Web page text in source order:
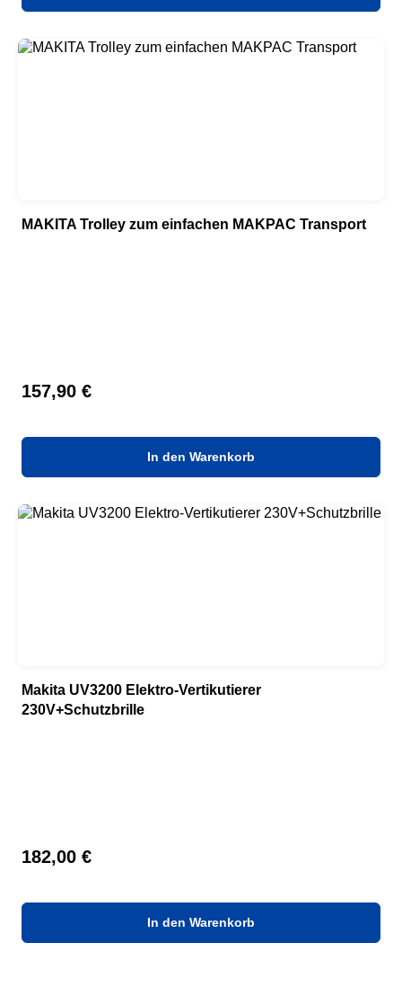
MAKITA Trolley zum einfachen MAKPAC Transport
Regulärer Preis:
157,90 €
In den Warenkorb
Makita UV3200 Elektro-Vertikutierer
230V+Schutzbrille
Regulärer Preis:
182,00 €
In den Warenkorb